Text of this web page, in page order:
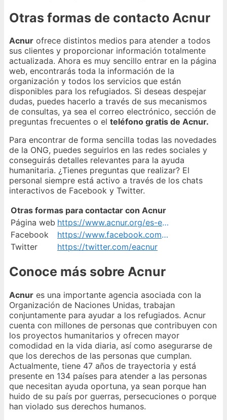
Otras formas de contacto Acnur
Acnur ofrece distintos medios para atender a todos
sus clientes y proporcionar información totalmente
actualizada. Ahora es muy sencillo entrar en la página
web, encontrarás toda la información de la
organización y todos los servicios que están
disponibles para los refugiados. Si deseas despejar
dudas, puedes hacerlo a través de sus mecanismos
de consultas, ya sea el correo electrónico, sección de
preguntas frecuentes o el teléfono gratis de Acnur.
Para encontrar de forma sencilla todas las novedades
de la ONG, puedes seguirlos en las redes sociales y
conseguirás detalles relevantes para la ayuda
humanitaria. ¿Tienes preguntas que realizar? El
personal siempre está activo a través de los chats
interactivos de Facebook y Twitter.
Otras formas para contactar con Acnur
Página web
https://www.acnur.org/es-es/
Facebook
https://www.facebook.com/eacnur
Twitter
https://twitter.com/eacnur
Conoce más sobre Acnur
Acnur es una importante agencia asociada con la
Organización de Naciones Unidas, trabajan
conjuntamente para ayudar a los refugiados. Acnur
cuenta con millones de personas que contribuyen con
los proyectos humanitarios y ofrecen mayor
comodidad en la vida diaria, así como asegurarse de
que los derechos de las personas que cumplan.
Actualmente, tiene 47 años de trayectoria y está
presente en 134 países para atender a las personas
que necesitan ayuda oportuna, ya sean porque han
huido de su país por guerras, persecuciones o porque
han violado sus derechos humanos.